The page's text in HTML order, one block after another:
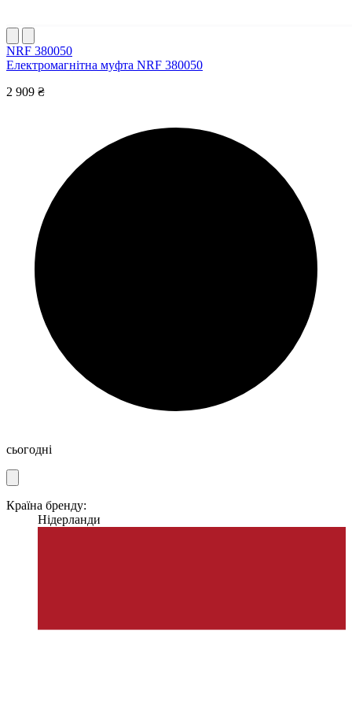
NRF 380050
Електромагнітна муфта NRF 380050
2 909 ₴
сьогодні
Країна бренду:
Нідерланди